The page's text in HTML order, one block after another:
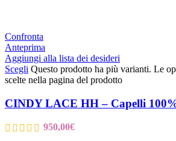
Confronta
Anteprima
Aggiungi alla lista dei desideri
Scegli Questo prodotto ha più varianti. Le
scelte nella pagina del prodotto
CINDY LACE HH – Capelli
950,00€